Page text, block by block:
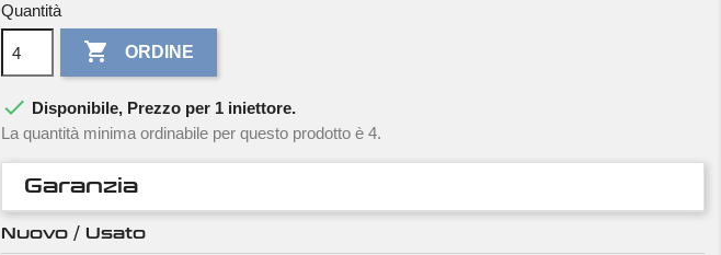
Quantità
 ORDINE
 Disponibile, Prezzo per 1 iniettore.
La quantità minima ordinabile per questo prodotto è 4.
Garanzia
Nuovo / Usato